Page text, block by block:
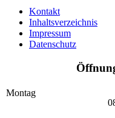
Kontakt
Inhaltsverzeichnis
Impressum
Datenschutz
Montag